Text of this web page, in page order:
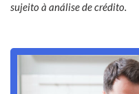
sujeito à análise de crédito.